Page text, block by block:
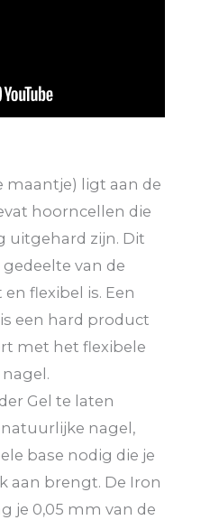
maantje) ligt aan de
hoorncellen die
uitgehard zijn. Dit
van de
flexibel is. Een
een hard product
met het flexibele
Gel te laten
nagel,
base nodig die je
aan brengt. De Iron
je 0,05 mm van de